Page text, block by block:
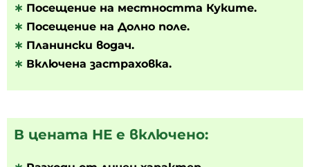
∗ Посещение на местността Куките.
∗ Посещение на Долно поле.
∗ Планински водач.
∗ Включена застраховка.
В цената НЕ е включено: